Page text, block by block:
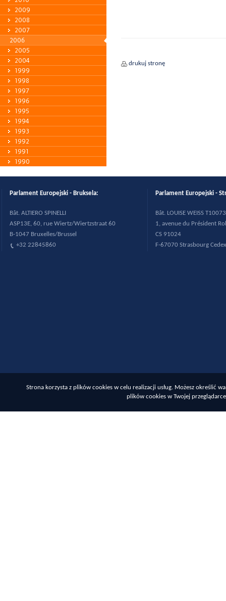
2009
2008
2007
2006
2005
2004
1999
1998
1997
1996
1995
1994
1993
1992
1991
1990
drukuj stronę
Strona korzysta z plików cookies w celu realizacji usług. Możesz określić
plików cookies w Twojej
Parlament Europejski - Bruksela:
Bât. ALTIERO SPINELLI
ASP13E, 60, rue Wiertz/Wiertzstraat 60
B-1047 Bruxelles/Brussel
+32 22845860
Parlament Europejski -
Bât. LOUISE WEISS T10073
1, avenue du Président
CS 91024
F-67070 Strasbourg Cedex